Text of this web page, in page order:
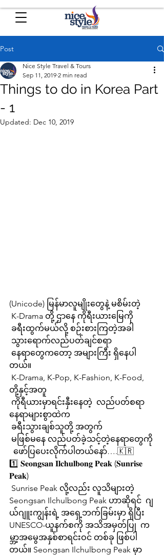
Post
Things to do in Korea Part
- 1
Nice Style Travel & Tours
Sep 11, 2019 2 min read
Updated: Dec 10, 2019
(Unicode) မြန်မာလူမျိုးတွေနဲ့ မစိမ်းတဲ့
K-Drama တို့ ဌာနေ ကိုရီးယားမြေကို
ခရီးထွက်မယ်လို့ စဉ်းစားကြတဲ့အခါ
သွားရောက်လည်ပတ်ချင်စရာ
တယ်။
တို့နှင့်အတူ
နေရာများစွာထဲက
ခရီးသွားချစ်သူတို့ အတွက်
မဖြစ်မနေ လည်ပတ်ခဲ့သင့်တဲ့နေရာတွေကို
  ဖော်ပြပေးလိုက်ပါတယ်နော်….🇰🇷
1️⃣ 𝐒𝐞𝐨𝐧𝐠𝐬𝐚𝐧 𝐈𝐥𝐜𝐡𝐮𝐥𝐛𝐨𝐧𝐠 𝐏𝐞𝐚𝐤 (𝐒𝐮𝐧𝐫𝐢𝐬𝐞
𝐏𝐞𝐚𝐤)
Seongsan Ilchulbong Peak ဟာဆိုရင်  ဂျ
ယ်ဂျူးကျွန်းရဲ့ အရှေ့ဘက်ခြမ်းမှာ ရှိပြီး
UNESCO-ယူနက်စကို အသိအမှတ်ပြု  က
မ္ဘာ့အမွေအနှစ်စာရင်းဝင် တစ်ခု ဖြစ်ပါ
တယ်။ Seongsan Ilchulbong Peak မှာ